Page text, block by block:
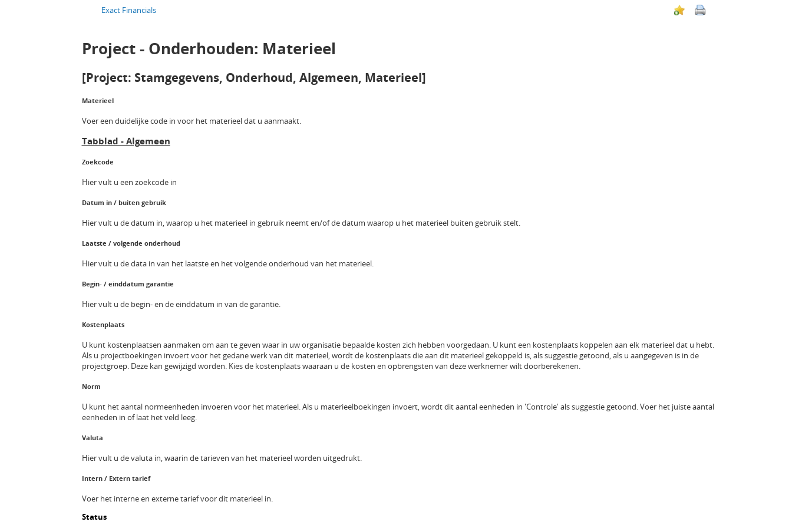
Exact Financials
Project - Onderhouden: Materieel
[Project: Stamgegevens, Onderhoud, Algemeen, Materieel]
Materieel
Voer een duidelijke code in voor het materieel dat u aanmaakt.
Tabblad - Algemeen
Zoekcode
Hier vult u een zoekcode in
Datum in / buiten gebruik
Hier vult u de datum in, waarop u het materieel in gebruik neemt en/of de datum waarop u het materieel buiten gebruik stelt.
Laatste / volgende onderhoud
Hier vult u de data in van het laatste en het volgende onderhoud van het materieel.
Begin- / einddatum garantie
Hier vult u de begin- en de einddatum in van de garantie.
Kostenplaats
U kunt kostenplaatsen aanmaken om aan te geven waar in uw organisatie bepaalde kosten zich hebben voorgedaan. U kunt een kostenplaats koppelen aan elk materieel dat u hebt.
Als u projectboekingen invoert voor het gedane werk van dit materieel, wordt de kostenplaats die aan dit materieel gekoppeld is, als suggestie getoond, als u aangegeven is in de
projectgroep. Deze kan gewijzigd worden. Kies de kostenplaats waaraan u de kosten en opbrengsten van deze werknemer wilt doorberekenen.
Norm
U kunt het aantal normeenheden invoeren voor het materieel. Als u materieelboekingen invoert, wordt dit aantal eenheden in 'Controle' als suggestie getoond. Voer het juiste aantal
eenheden in of laat het veld leeg.
Valuta
Hier vult u de valuta in, waarin de tarieven van het materieel worden uitgedrukt.
Intern / Extern tarief
Voer het interne en externe tarief voor dit materieel in.
Status